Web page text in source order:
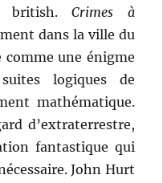
british.Crimes à
dans la ville du
comme une énigme
logiques de
mathématique.
d’extraterrestre,
fantastique qui
John Hurt